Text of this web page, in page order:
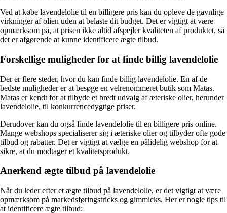
Ved at købe lavendelolie til en billigere pris kan du opleve de gavnlige
virkninger af olien uden at belaste dit budget. Det er vigtigt at være
opmærksom på, at prisen ikke altid afspejler kvaliteten af produktet, så
det er afgørende at kunne identificere ægte tilbud.
Forskellige muligheder for at finde billig lavendelolie
Der er flere steder, hvor du kan finde billig lavendelolie. En af de
bedste muligheder er at besøge en velrenommeret butik som Matas.
Matas er kendt for at tilbyde et bredt udvalg af æteriske olier, herunder
lavendelolie, til konkurrencedygtige priser.
Derudover kan du også finde lavendelolie til en billigere pris online.
Mange webshops specialiserer sig i æteriske olier og tilbyder ofte gode
tilbud og rabatter. Det er vigtigt at vælge en pålidelig webshop for at
sikre, at du modtager et kvalitetsprodukt.
Anerkend ægte tilbud på lavendelolie
Når du leder efter et ægte tilbud på lavendelolie, er det vigtigt at være
opmærksom på markedsføringstricks og gimmicks. Her er nogle tips til
at identificere ægte tilbud: